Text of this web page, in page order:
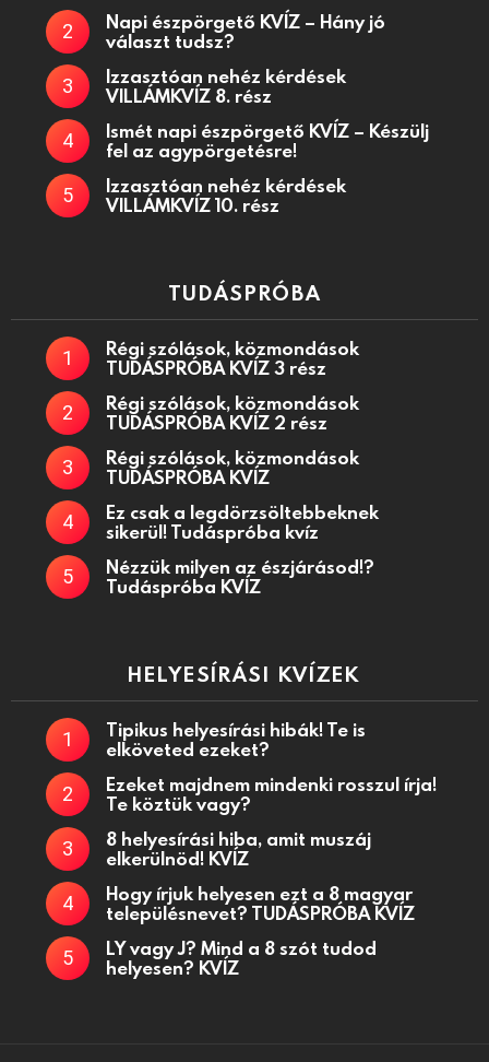
Napi észpörgető KVÍZ – Hány jó
választ tudsz?
Izzasztóan nehéz kérdések
VILLÁMKVÍZ 8. rész
Ismét napi észpörgető KVÍZ – Készülj
fel az agypörgetésre!
Izzasztóan nehéz kérdések
VILLÁMKVÍZ 10. rész
TUDÁSPRÓBA
Régi szólások, közmondások
TUDÁSPRÓBA KVÍZ 3 rész
Régi szólások, közmondások
TUDÁSPRÓBA KVÍZ 2 rész
Régi szólások, közmondások
TUDÁSPRÓBA KVÍZ
Ez csak a legdörzsöltebbeknek
sikerül! Tudáspróba kvíz
Nézzük milyen az észjárásod!?
Tudáspróba KVÍZ
HELYESÍRÁSI KVÍZEK
Tipikus helyesírási hibák! Te is
elköveted ezeket?
Ezeket majdnem mindenki rosszul írja!
Te köztük vagy?
8 helyesírási hiba, amit muszáj
elkerülnöd! KVÍZ
Hogy írjuk helyesen ezt a 8 magyar
településnevet? TUDÁSPRÓBA KVÍZ
LY vagy J? Mind a 8 szót tudod
helyesen? KVÍZ